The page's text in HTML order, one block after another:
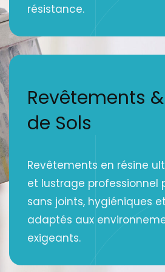
résistance.
Revêtements
de Sols
Revêtements en résine
et lustrage professionnel
sans joints, hygiéniques
adaptés aux
exigeants.